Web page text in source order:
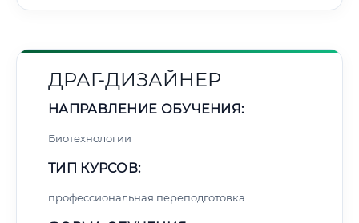
ДРАГ-ДИЗАЙНЕР
НАПРАВЛЕНИЕ ОБУЧЕНИЯ:
Биотехнологии
ТИП КУРСОВ:
профессиональная переподготовка